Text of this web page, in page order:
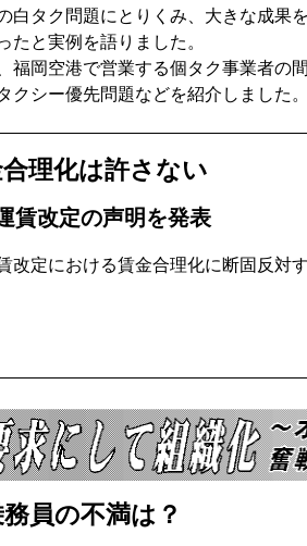
タク問題にとりくみ、大きな成果
たと実例を語りました。
岡空港で営業する個タク事業者の
クシー優先問題などを紹介しました。
理化は許さない
賃改定の声明を発表
改定における賃金合理化に断固反対
員の不満は？